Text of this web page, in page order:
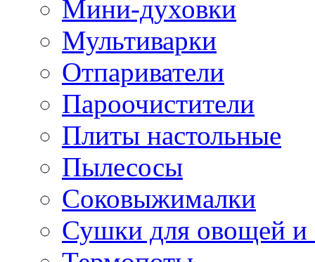
Мини-духовки
Мультиварки
Отпариватели
Пароочистители
Плиты настольные
Пылесосы
Соковыжималки
Сушки для овощей и